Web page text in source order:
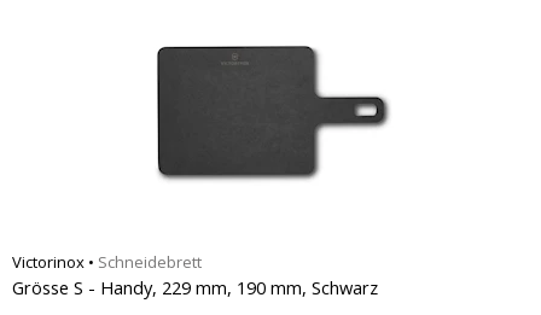
Victorinox • Schneidebrett
Grösse S - Handy, 229 mm, 190 mm, Schwarz